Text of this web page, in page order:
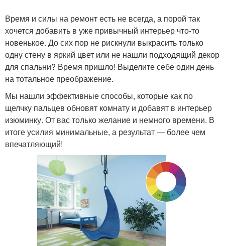
Время и силы на ремонт есть не всегда, а порой так
хочется добавить в уже привычный интерьер что-то
новенькое. До сих пор не рискнули выкрасить только
одну стену в яркий цвет или не нашли подходящий декор
для спальни? Время пришло! Выделите себе один день
на тотальное преображение.
Мы нашли эффективные способы, которые как по
щелчку пальцев обновят комнату и добавят в интерьер
изюминку. От вас только желание и немного времени. В
итоге усилия минимальные, а результат — более чем
впечатляющий!